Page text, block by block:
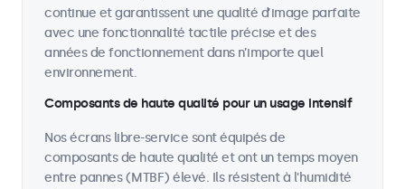
continue et garantissent une qualité d’image parfaite
avec une fonctionnalité tactile précise et des
années de fonctionnement dans n’importe quel
environnement.
Composants de haute qualité pour un usage intensif
Nos écrans libre-service sont équipés de
composants de haute qualité et ont un temps moyen
entre pannes (MTBF) élevé. Ils résistent à l'humidité